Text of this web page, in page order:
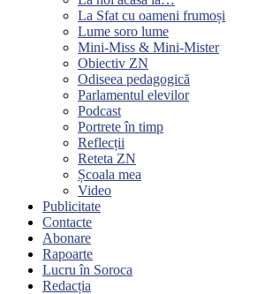
La Sfat cu oameni frumoși
Lume soro lume
Mini-Miss & Mini-Mister
Obiectiv ZN
Odiseea pedagogică
Parlamentul elevilor
Podcast
Portrete în timp
Reflecții
Reteta ZN
Școala mea
Video
Publicitate
Contacte
Abonare
Rapoarte
Lucru în Soroca
Redacția